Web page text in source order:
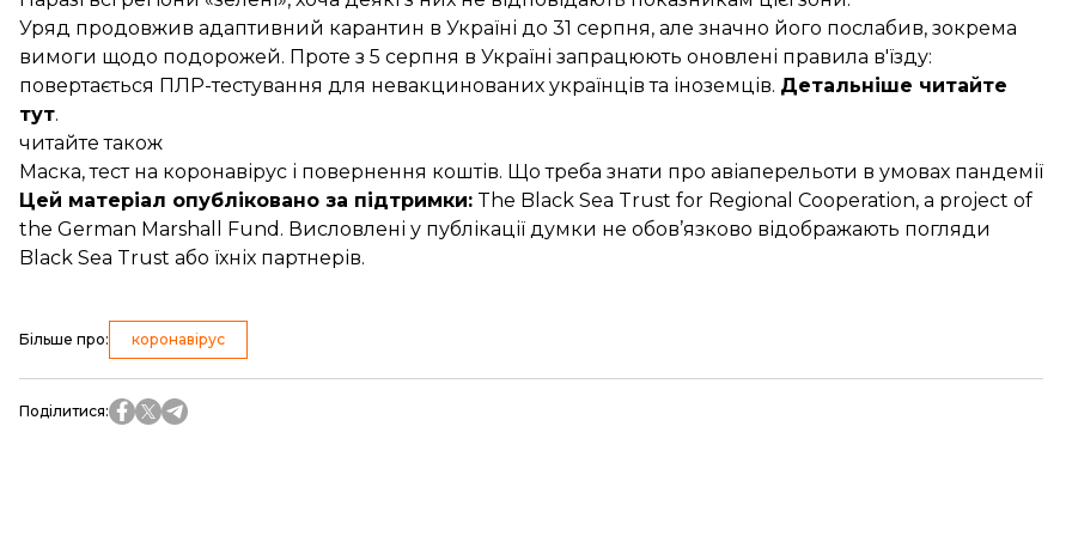
Уряд продовжив адаптивний карантин в Україні до 31 серпня, але значно його послабив, зокрема
вимоги щодо подорожей. Проте з 5 серпня в Україні запрацюють оновлені правила в'їзду:
повертається ПЛР-тестування для невакцинованих українців та іноземців. Детальніше читайте
тут.
читайте також
Маска, тест на коронавірус і повернення коштів. Що треба знати про авіаперельоти в умовах пандемії
Цей матеріал опубліковано за підтримки: The Black Sea Trust for Regional Cooperation, a project of
the German Marshall Fund. Висловлені у публікації думки не обов’язково відображають погляди
Black Sea Trust або їхніх партнерів.
Більше про: коронавірус
Поділитися: